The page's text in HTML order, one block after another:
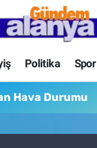
Politika Spor
Hava Durumu